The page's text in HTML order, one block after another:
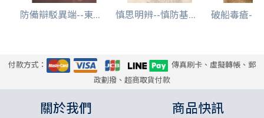
防備辯駁異端--東... 慎思明辨--慎防基... 破船毒瘡--
付款方式：
傳真刷卡、虛擬轉帳、郵
政劃撥、超商取貨付款
關於我們 商品快訊